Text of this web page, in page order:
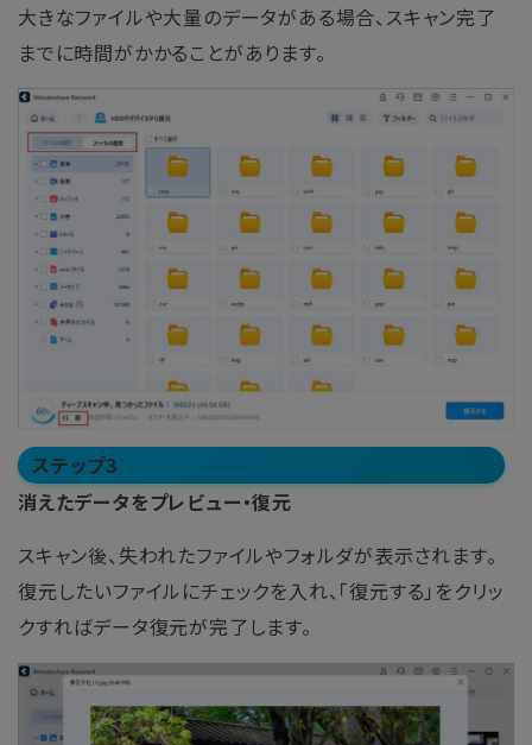
大きなファイルや大量のデータがある場合、スキャン完了
までに時間がかかることがあります。
ステップ3
消えたデータをプレビュー・復元
スキャン後、失われたファイルやフォルダが表示されます。
復元したいファイルにチェックを入れ、「復元する」をクリッ
クすればデータ復元が完了します。